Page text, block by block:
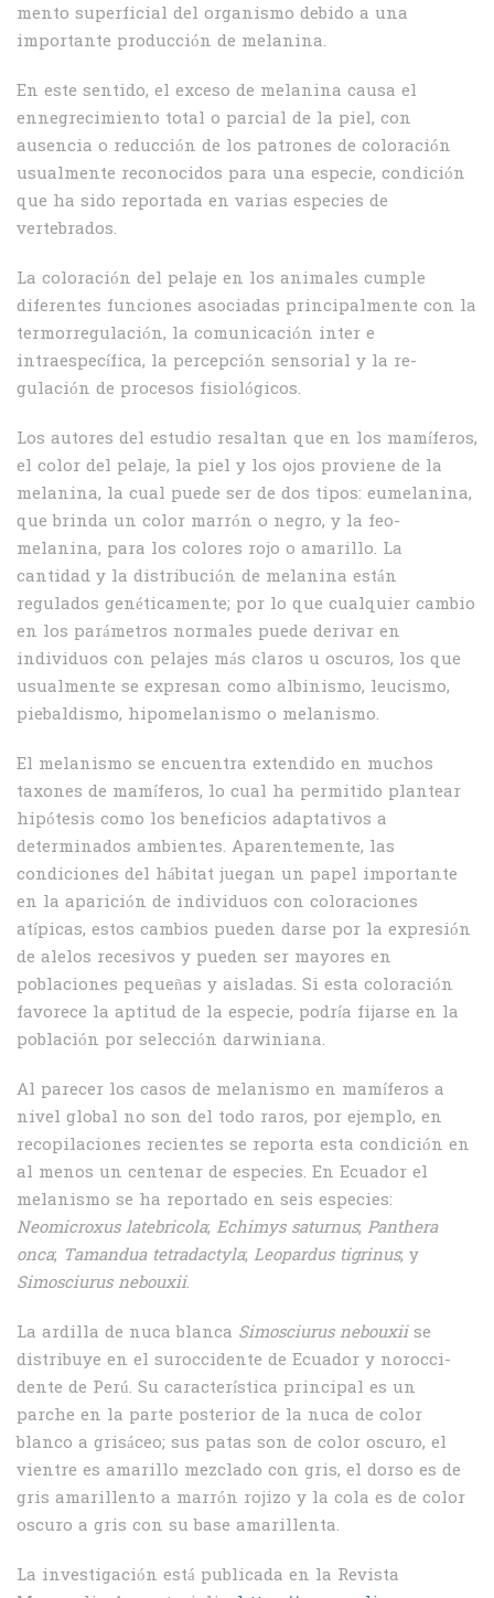
mento superficial del organismo debido a una
importante producción de melanina.
En este sentido, el exceso de melanina causa el
ennegrecimiento total o parcial de la piel, con
ausencia o reducción de los patrones de colo­ración
usualmente reconocidos para una espe­cie, condición
que ha sido reportada en varias especies de
vertebrados.
La coloración del pelaje en los animales cumple
diferentes funciones asociadas principalmente con la
termorregulación, la comunicación inter e
intraespecífica, la percepción sensorial y la re­
gulación de procesos fisiológicos.
Los autores del estudio resaltan que en los mamíferos,
el color del pelaje, la piel y los ojos proviene de la
melanina, la cual puede ser de dos tipos: eumelani­na,
que brinda un color marrón o negro, y la feo­
melanina, para los colores rojo o amarillo. La
cantidad y la distribución de melanina están
regulados genéticamente; por lo que cualquier cambio
en los parámetros nor­males puede derivar en
individuos con pelajes más claros u oscuros, los que
usualmente se expresan como albinismo, leucis­mo,
piebaldismo, hipomelanismo o melanismo.
El melanismo se encuentra extendido en muchos
taxones de mamíferos, lo cual ha per­mitido plantear
hipótesis como los beneficios adaptativos a
determinados ambientes. Aparentemente, las
condiciones del hábitat juegan un papel im­portante
en la aparición de individuos con colo­raciones
atípicas, estos cambios pueden darse por la expresión
de alelos recesivos y pueden ser mayores en
poblaciones pequeñas y aisladas. Si esta coloración
favorece la aptitud de la espe­cie, podría fijarse en la
población por selección darwiniana.
Al parecer los casos de mela­nismo en mamíferos a
nivel global no son del todo raros, por ejemplo, en
recopilaciones re­cientes se reporta esta condición en
al menos un centenar de especies. En Ecuador el
melanismo se ha reportado en seis especies:
Neomicroxus latebricola; Echimys saturnus; Panthera
onca; Tamandua tetradactyla; Leopardus tigrinus; y
Simosciurus nebouxii.
La ardilla de nuca blanca Simosciurus ne­bouxiise
distri­buye en el suroccidente de Ecuador y norocci­
dente de Perú. Su característica principal es un
parche en la parte posterior de la nuca de color
blanco a gri­sáceo; sus patas son de color oscuro, el
vientre es amarillo mezclado con gris, el dorso es de
gris amarillento a marrón rojizo y la cola es de color
oscuro a gris con su base amarillenta.
La investigación está publicada en la Revista